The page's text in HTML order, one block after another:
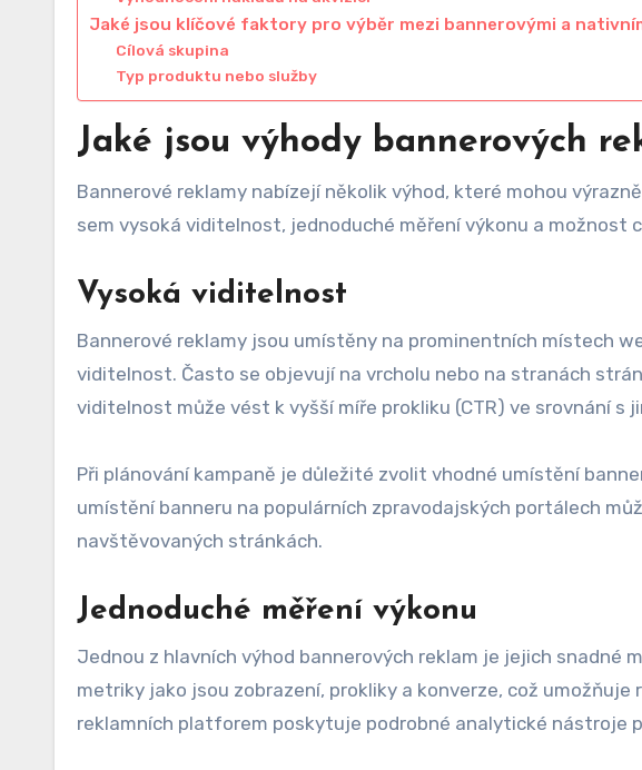
Jaké jsou klíčové faktory pro výběr mezi bannerovými a
Cílová skupina
Typ produktu nebo služby
Jaké jsou výhody bannerových
Bannerové reklamy nabízejí několik výhod, které mohou
sem vysoká viditelnost, jednoduché měření výkonu a možnost
Vysoká viditelnost
Bannerové reklamy jsou umístěny na prominentních místech
viditelnost. Často se objevují na vrcholu nebo na stranách
viditelnost může vést k vyšší míře prokliku (CTR) ve srovnání s
Při plánování kampaně je důležité zvolit vhodné umístění
umístění banneru na populárních zpravodajských portálech
navštěvovaných stránkách.
Jednoduché měření výkonu
Jednou z hlavních výhod bannerových reklam je jejich snadné
metriky jako jsou zobrazení, prokliky a konverze, což
reklamních platforem poskytuje podrobné analytické nástroje